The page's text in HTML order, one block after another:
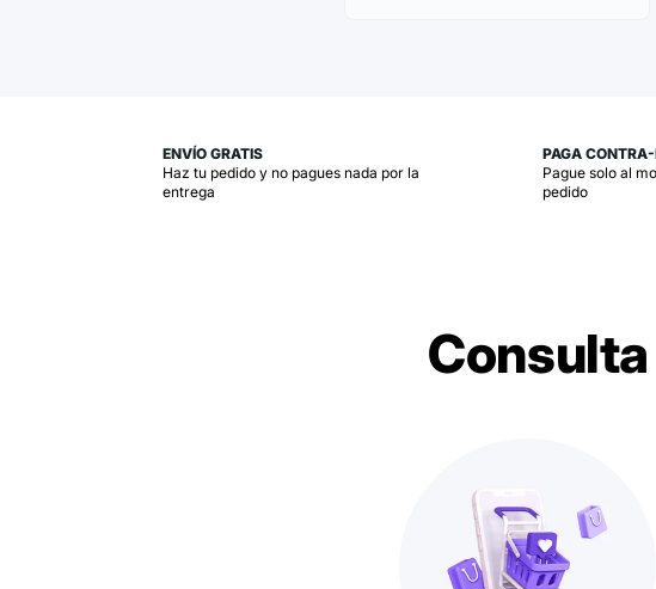
ENVÍO GRATIS
Haz tu pedido y no pagues nada por la
entrega
PAGA
Pague solo al
pedido